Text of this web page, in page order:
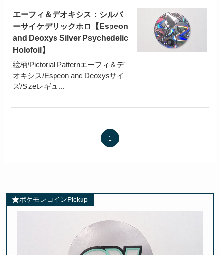
エーフィ＆デオキシス：シルバ
ーサイケデリックホロ【Espeon
and Deoxys Silver Psychedelic
Holofoil】
絵柄/Pictorial Patternエーフィ＆デ
オキシス/Espeon and Deoxysサイ
ズ/Sizeレギュ...
1
ポケモンコインPickup